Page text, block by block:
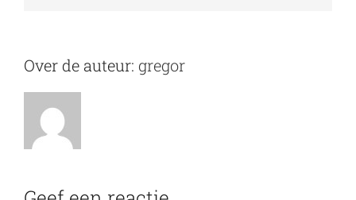
Over de auteur: gregor